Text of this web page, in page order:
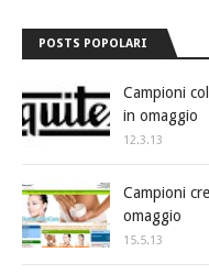
POSTS POPOLARI
Campioni
in omaggio
12.3.13
Campioni
omaggio
15.5.13